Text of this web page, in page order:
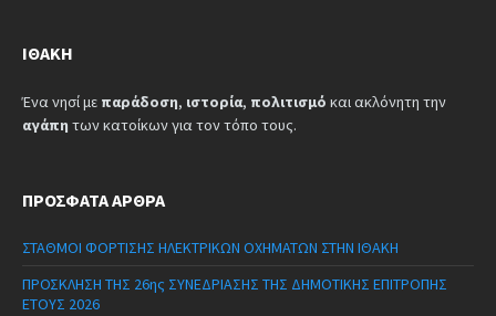
ΙΘΆΚΗ
Ένα νησί με παράδοση, ιστορία, πολιτισμό και ακλόνητη την
αγάπη των κατοίκων για τον τόπο τους.
ΠΡΌΣΦΑΤΑ ΆΡΘΡΑ
ΣΤΑΘΜΟΙ ΦΟΡΤΙΣΗΣ ΗΛΕΚΤΡΙΚΩΝ ΟΧΗΜΑΤΩΝ ΣΤΗΝ ΙΘΑΚΗ
ΠΡΟΣΚΛΗΣΗ ΤΗΣ 26ης ΣΥΝΕΔΡΙΑΣΗΣ ΤΗΣ ΔΗΜΟΤΙΚΗΣ ΕΠΙΤΡΟΠΗΣ
ΕΤΟΥΣ 2026